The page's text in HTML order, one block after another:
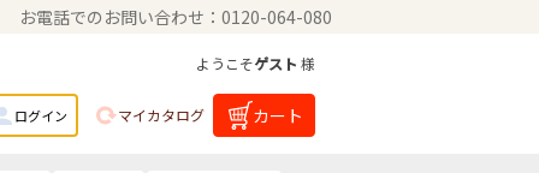
お電話でのお問い合わせ：0120-064-080
ようこそゲスト 様
ログイン マイカタログ カート